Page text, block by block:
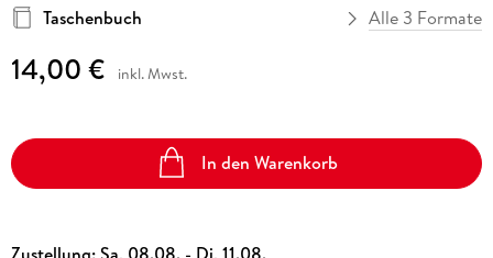
Taschenbuch
Alle 3 Formate
14,00 € inkl. Mwst.
In den Warenkorb